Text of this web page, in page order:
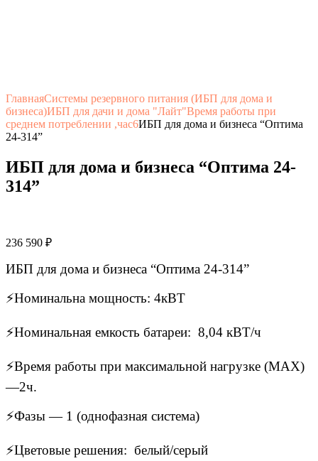
ГлавнаяСистемы резервного питания (ИБП для дома и
бизнеса)ИБП для дачи и дома "Лайт"Время работы при
среднем потреблении ,час6ИБП для дома и бизнеса “Оптима
24-314”
ИБП для дома и бизнеса “Оптима 24-
314”
236 590 ₽
ИБП для дома и бизнеса “Оптима 24-314”
⚡Номинальна мощность: 4кВТ
⚡Номинальная емкость батареи: 8,04 кВТ/ч
⚡Время работы при максимальной нагрузке (MAX)
—2ч.
⚡Фазы — 1 (однофазная система)
⚡Цветовые решения: белый/серый